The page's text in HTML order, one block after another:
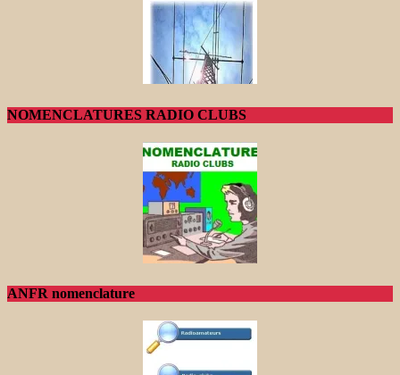
NOMENCLATURES RADIO CLUBS
ANFR nomenclature